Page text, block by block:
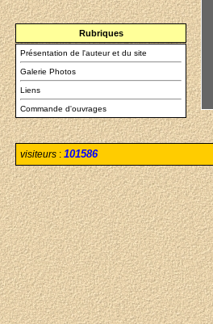
Rubriques
Présentation de l'auteur et du site
Galerie Photos
Liens
Commande d'ouvrages
visiteurs : 101586